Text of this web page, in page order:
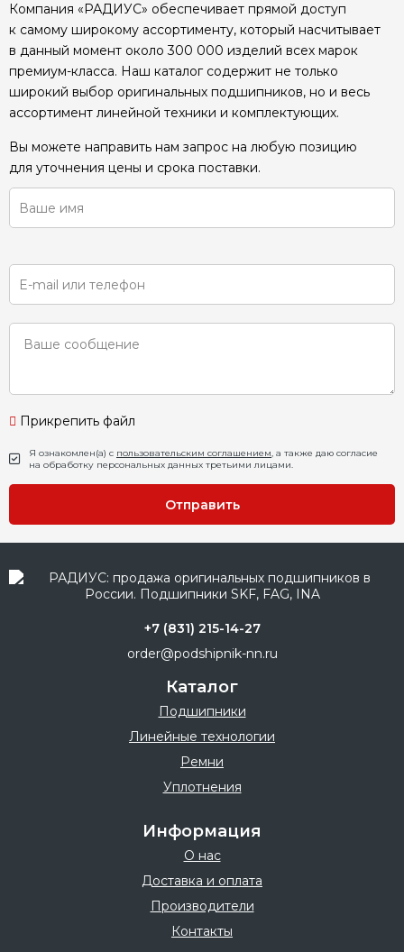
Компания «РАДИУС» обеспечивает прямой доступ
к самому широкому ассортименту, который насчитывает
в данный момент около 300 000 изделий всех марок
премиум-класса. Наш каталог содержит не только
широкий выбор оригинальных подшипников, но и весь
ассортимент линейной техники и комплектующих.
Вы можете направить нам запрос на любую позицию
для уточнения цены и срока поставки.
Прикрепить файл
Я ознакомлен(а) с пользовательским соглашением, а также даю согласие
на обработку персональных данных третьими лицами.
Отправить
+7 (831) 215-14-27
order@podshipnik-nn.ru
Каталог
Подшипники
Линейные технологии
Ремни
Уплотнения
Информация
О нас
Доставка и оплата
Производители
Контакты